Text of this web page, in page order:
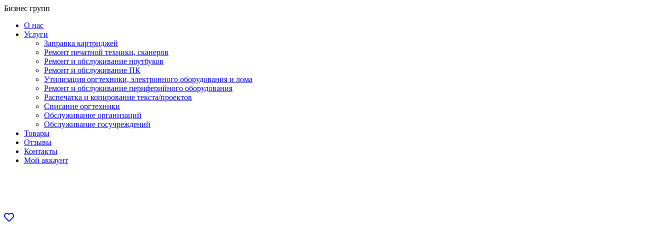
Перейти
содержанию
Бизнес групп
О нас
Услуги
Заправка картриджей
Ремонт печатной техники, сканеров
Ремонт и обслуживание ноутбуков
Ремонт и обслуживание ПК
Утилизация оргтехники, электронного оборудования и лома
Ремонт и обслуживание периферийного оборудования
Распечатка и копирование текста/проектов
Списание оргтехники
Обслуживание организаций
Обслуживание госучреждений
Товары
Отзывы
Контакты
Мой аккаунт